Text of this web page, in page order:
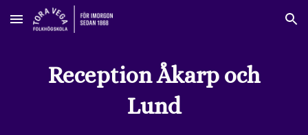
Skip to main content Skip to navigation
Reception Åkarp och
Lund